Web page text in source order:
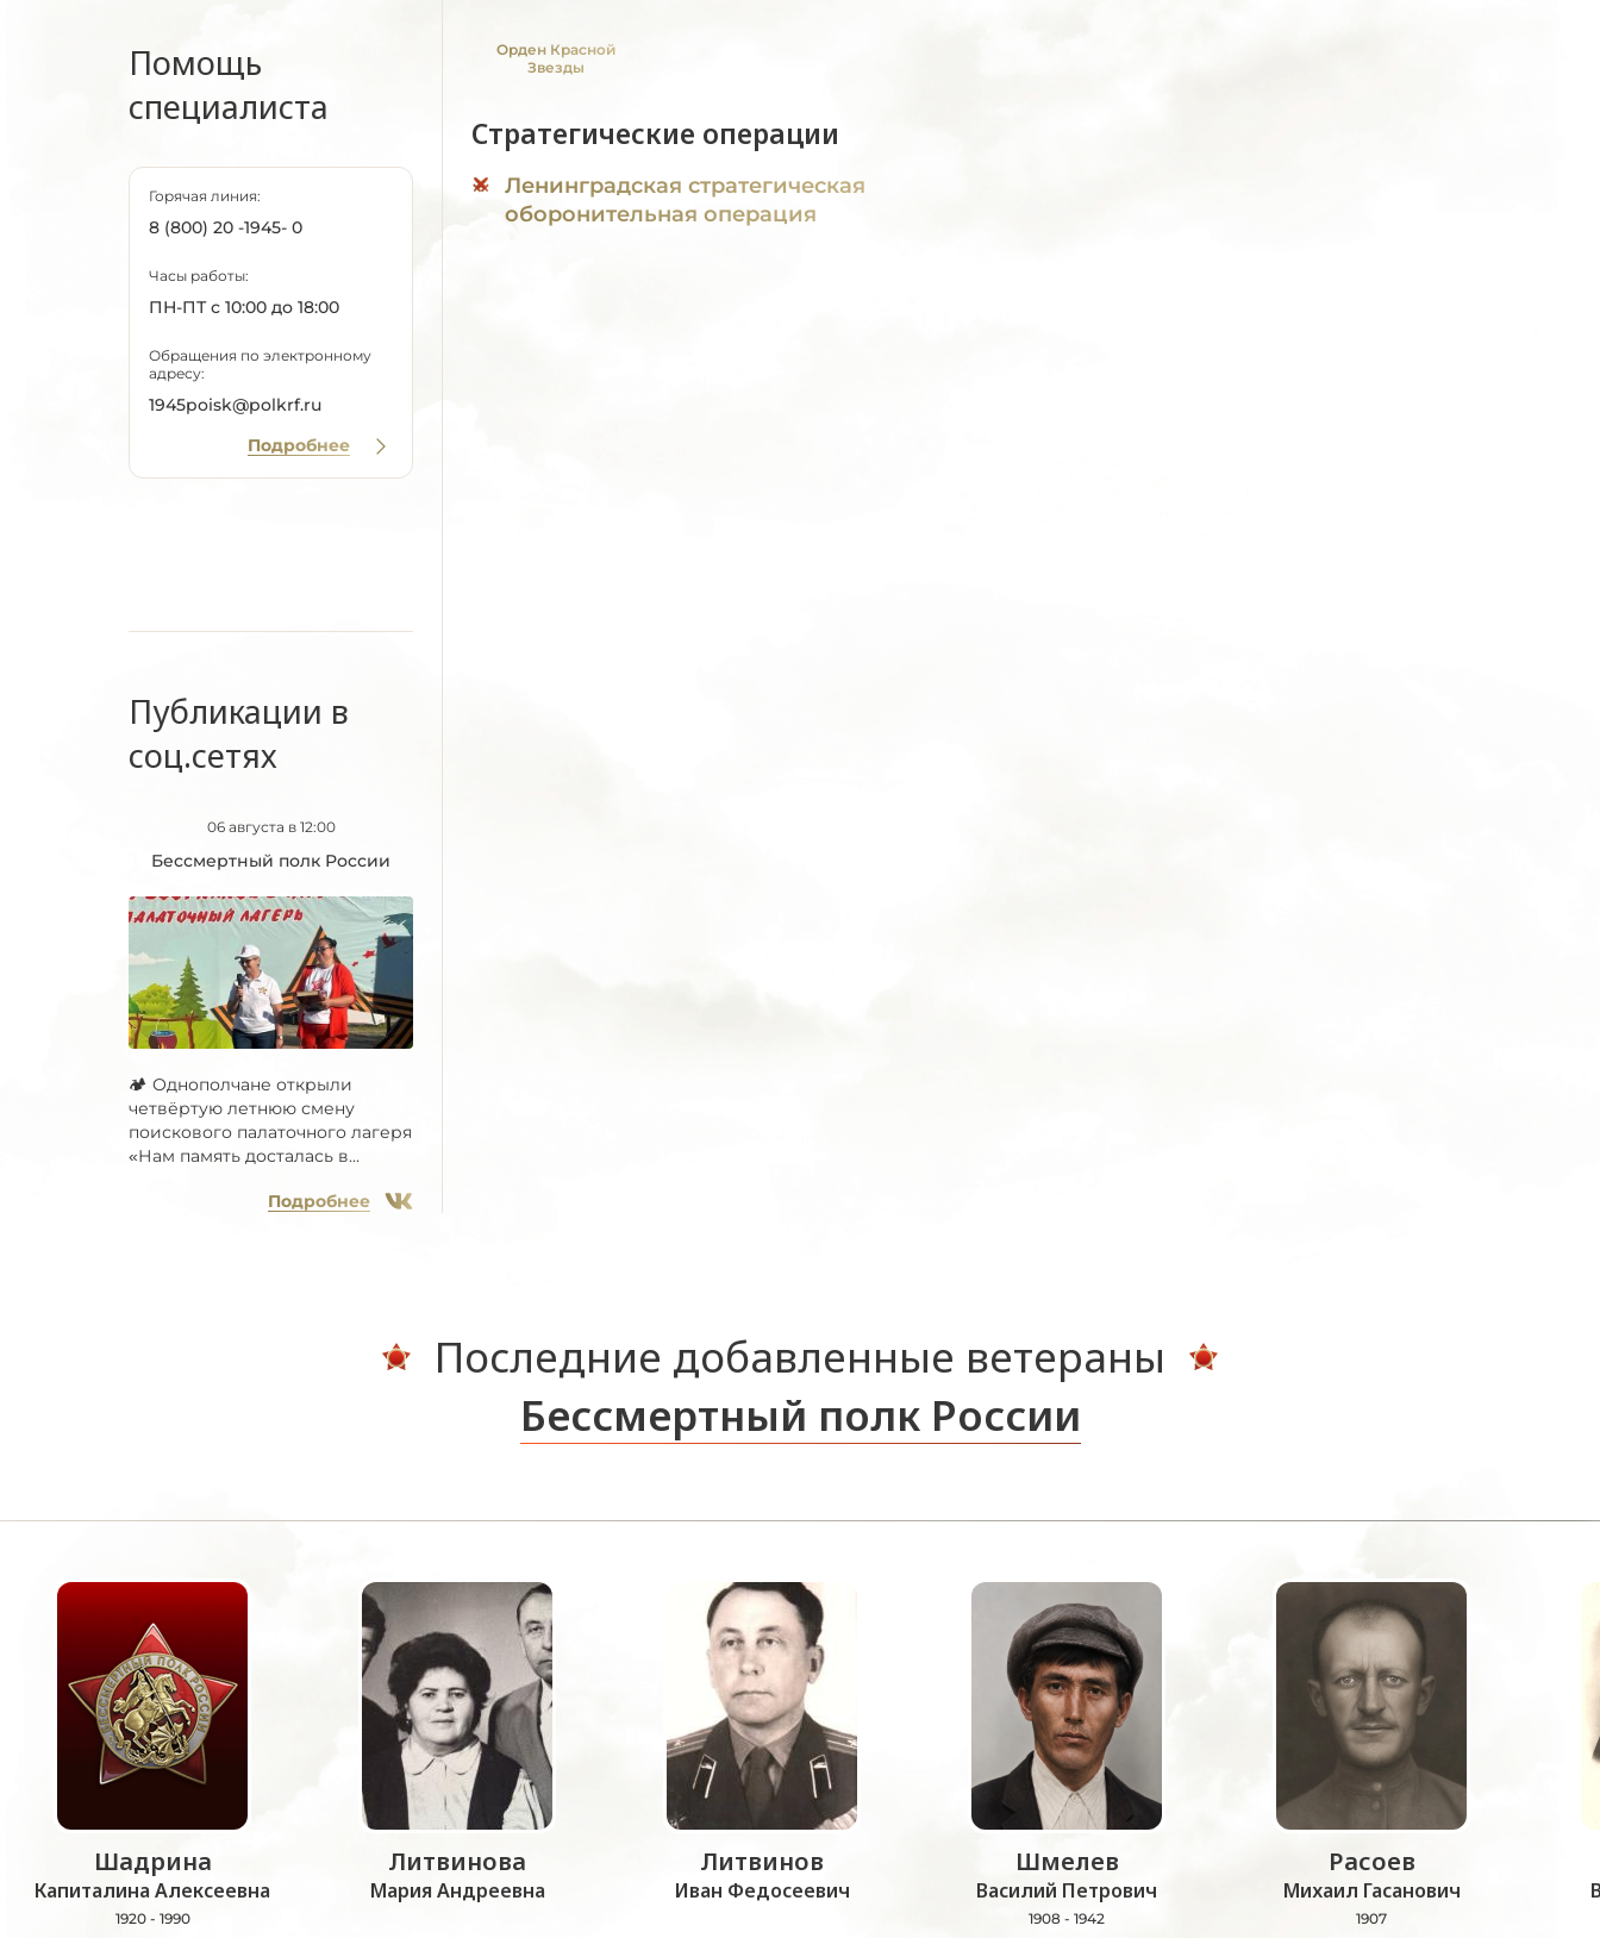
Помощь
специалиста
Горячая линия:
8 (800) 20 -1945- 0
Часы работы:
ПН-ПТ с 10:00 до 18:00
Обращения по электронному
адресу:
1945poisk@polkrf.ru
Подробнее
Публикации в
соц.сетях
06 августа в 12:00
Бессмертный полк России
🏕 Однополчане открыли
четвёртую летнюю смену
поискового палаточного лагеря
«Нам память досталась в...
Подробнее
Орден Красной
Звезды
Стратегические операции
Ленинградская стратегическая
оборонительная операция
Последние добавленные ветераны
Бессмертный полк России
Шадрина
Капиталина Алексеевна
1920 - 1990
Литвинова
Мария Андреевна
Литвинов
Иван Федосеевич
Шмелев
Василий Петрович
1908 - 1942
Расоев
Михаил Гасанович
1907